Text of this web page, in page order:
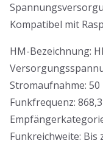
Kompatibel mit
HM-Bezeichnung:
Stromaufnahme: 50
Funkfrequenz:
Funkreichweite: Bis